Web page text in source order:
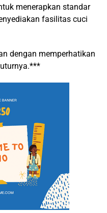
menerapkan standar
fasilitas cuci
dengan memperhatikan